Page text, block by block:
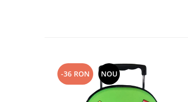
-36 RON NOU